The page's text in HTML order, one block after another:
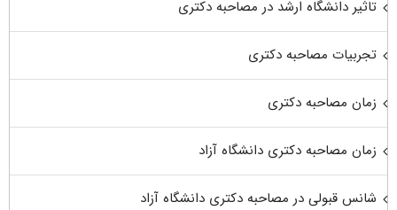
تاثیر دانشگاه ارشد در مصاحبه دکتری
تجربیات مصاحبه دکتری
زمان مصاحبه دکتری
زمان مصاحبه دکتری دانشگاه آزاد
شانس قبولی در مصاحبه دکتری دانشگاه آزاد